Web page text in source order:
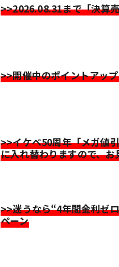
>>2026.08.31まで「決算
>>開催中のポイントアッ
>>イケベ50周年「メガ値
に入れ替わりますので、お
>>迷うなら“4年間金利ゼ
ペーン